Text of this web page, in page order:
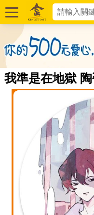
我準是在地獄